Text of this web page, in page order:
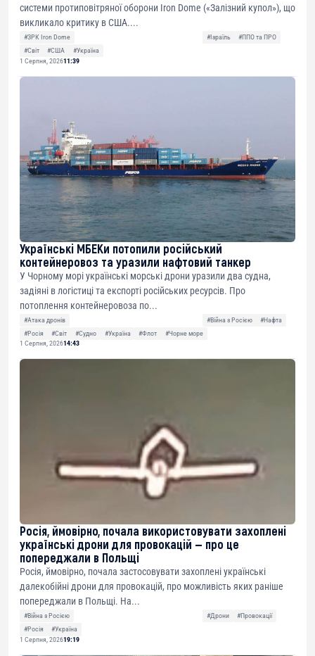
системи протиповітряної оборони Iron Dome («Залізний купол»), що
викликало критику в США....
#ЗРК Iron Dome #Ізраїль
#ППО та ПРО
#Світ
#США
#Україна
1 Серпня, 202611:39
Українські МБЕКи потопили російський
контейнеровоз та уразили нафтовий танкер
У Чорному морі українські морські дрони уразили два судна,
задіяні в логістиці та експорті російських ресурсів. Про
потоплення контейнеровоза по...
#Атака дронів #Війна з Росією
#Нафта
#Росія
#Світ #Судно #Україна #Флот
#Чорне море
1 Серпня, 202614:43
Росія, ймовірно, почала використовувати захоплені
українські дрони для провокацій — про це
попереджали в Польщі
Росія, ймовірно, почала застосовувати захоплені українські
далекобійні дрони для провокацій, про можливість яких раніше
попереджали в Польщі. На...
#Війна з Росією #Дрони
#Провокації
#Росія
#Україна
1 Серпня, 202619:19